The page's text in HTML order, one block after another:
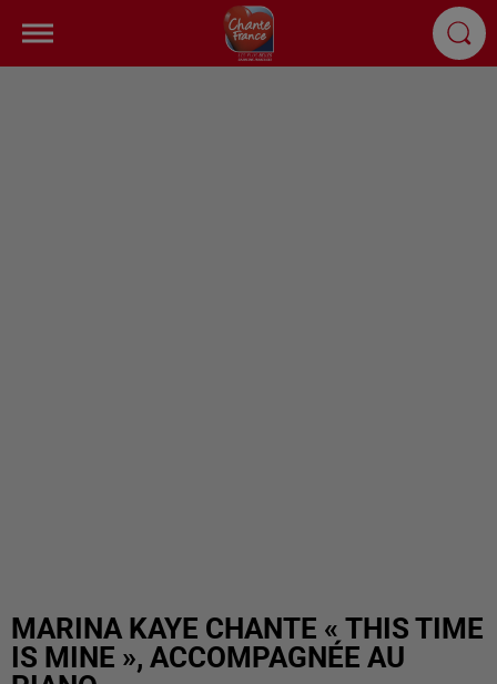
MARINA KAYE CHANTE « THIS TIME
IS MINE », ACCOMPAGNÉE AU